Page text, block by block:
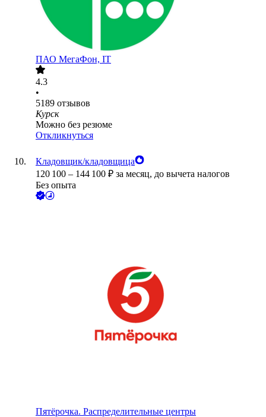
ПАО МегаФон, IT
4.3
•
5189 отзывов
Курск
Можно без резюме
Откликнуться
Кладовщик/кладовщица
120 100 – 144 100 ₽ за месяц, до вычета налогов
Без опыта
Пятёрочка. Распределительные центры